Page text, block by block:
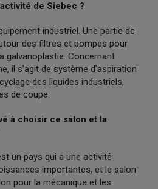
de Siebec ?
industriel. Une partie de
des filtres et pompes pour
galvanoplastie. Concernant
il s’agit de système d’aspiration
des liquides industriels,
de coupe.
à choisir ce salon et la
un pays qui a une activité
importantes, et le salon
pour la mécanique et les